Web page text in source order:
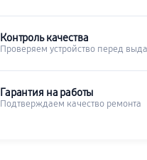
Контроль качества
Проверяем устройство перед
Гарантия на работы
Подтверждаем качество ремонта